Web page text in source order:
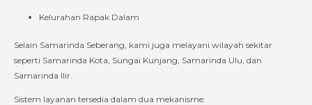
Kelurahan Rapak Dalam
Selain Samarinda Seberang, kami juga melayani wilayah sekitar
seperti Samarinda Kota, Sungai Kunjang, Samarinda Ulu, dan
Samarinda Ilir.
Sistem layanan tersedia dalam dua mekanisme: